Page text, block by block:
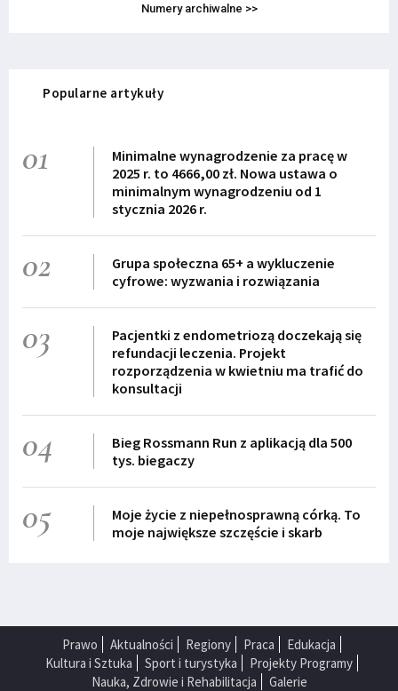
Numery archiwalne >>
Popularne artykuły
01
Minimalne wynagrodzenie za pracę w
2025 r. to 4666,00 zł. Nowa ustawa o
minimalnym wynagrodzeniu od 1
stycznia 2026 r.
02
Grupa społeczna 65+ a wykluczenie
cyfrowe: wyzwania i rozwiązania
03
Pacjentki z endometriozą doczekają się
refundacji leczenia. Projekt
rozporządzenia w kwietniu ma trafić do
konsultacji
04
Bieg Rossmann Run z aplikacją dla 500
tys. biegaczy
05
Moje życie z niepełnosprawną córką. To
moje największe szczęście i skarb
Prawo Aktualności Regiony Praca
Edukacja
Kultura i Sztuka
Sport i turystyka
Projekty Programy
Nauka, Zdrowie i Rehabilitacja
Galerie